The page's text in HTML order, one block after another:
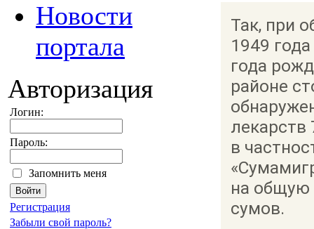
Новости
портала
Авторизация
Логин:
Пароль:
Запомнить меня
Регистрация
Забыли свой пароль?
Так, при
1949
года
районе
лекарств
в
на общую
сумов.